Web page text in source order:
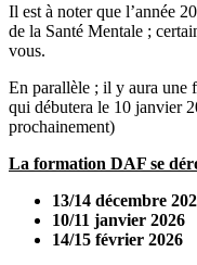
Il est à noter que l’année
de la Santé Mentale ;
vous.
En parallèle ; il y aura une
qui débutera le 10 janvier
prochainement)
La formation DAF se
13/14 décembre
10/11 janvier 2026
14/15 février 2026